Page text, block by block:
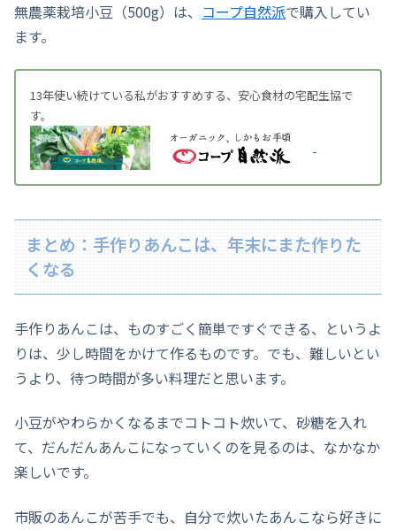
無農薬栽培小豆（500g）は、 コープ自然派で購入してい
ます。
13年使い続けている私がおすすめする、安心食材の宅配生協で
す。
まとめ：手作りあんこは、年末にまた作りた
くなる
手作りあんこは、ものすごく簡単ですぐできる、というよ
りは、少し時間をかけて作るものです。でも、難しいとい
うより、待つ時間が多い料理だと思います。
小豆がやわらかくなるまでコトコト炊いて、砂糖を入れ
て、だんだんあんこになっていくのを見るのは、なかなか
楽しいです。
市販のあんこが苦手でも、自分で炊いたあんこなら好きに